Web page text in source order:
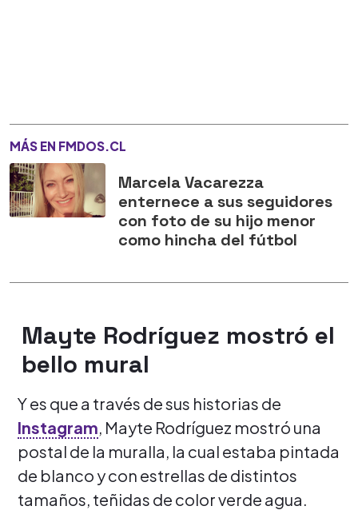
MÁS EN FMDOS.CL
Marcela Vacarezza
enternece a sus seguidores
con foto de su hijo menor
como hincha del fútbol
Mayte Rodríguez mostró el
bello mural
Y es que a través de sus historias de
Instagram, Mayte Rodríguez mostró una
postal de la muralla, la cual estaba pintada
de blanco y con estrellas de distintos
tamaños, teñidas de color verde agua.